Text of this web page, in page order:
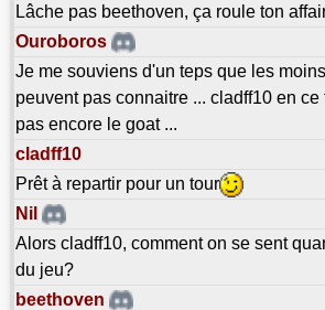
Lâche pas beethoven, ça roule ton
Ouroboros
Je me souviens d'un teps que les
peuvent pas connaitre ... cladff10 en ce
pas encore le goat ...
cladff10
Prêt à repartir pour un tour
Nil
Alors cladff10, comment on se sent
du jeu?
beethoven